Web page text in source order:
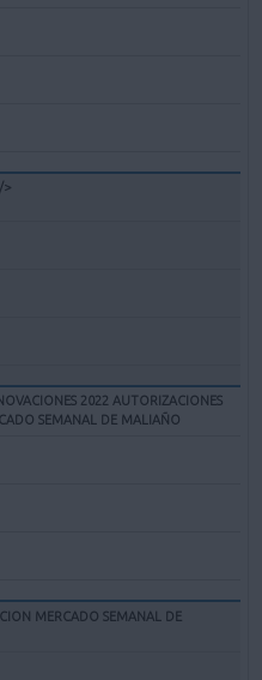
>
2022 AUTORIZACIONES
SEMANAL DE MALIAÑO
MERCADO SEMANAL DE